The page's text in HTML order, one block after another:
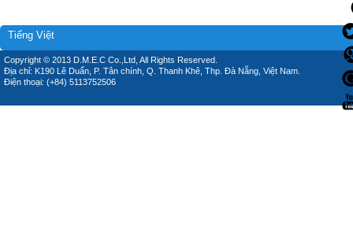
Tiếng Việt
Copyright © 2013 D.M.E.C Co.,Ltd, All Rights Reserved.
Địa chỉ: K190 Lê Duẩn, P. Tân chính, Q. Thanh Khê, Thp. Đà Nẵng, Việt Nam.
Điện thoại: (+84) 5113752506